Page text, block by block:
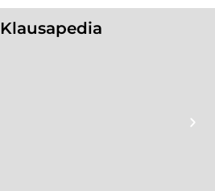
Klausapedia